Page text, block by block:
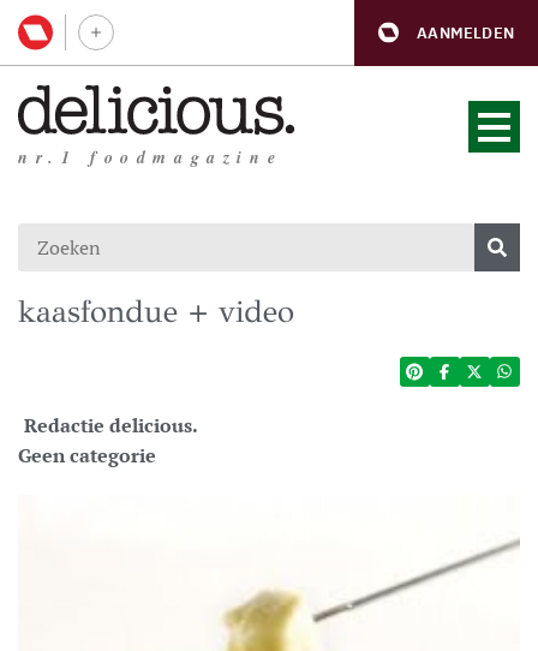
AANMELDEN
nr.1 foodmagazine
kaasfondue + video
Redactie delicious.
Geen categorie